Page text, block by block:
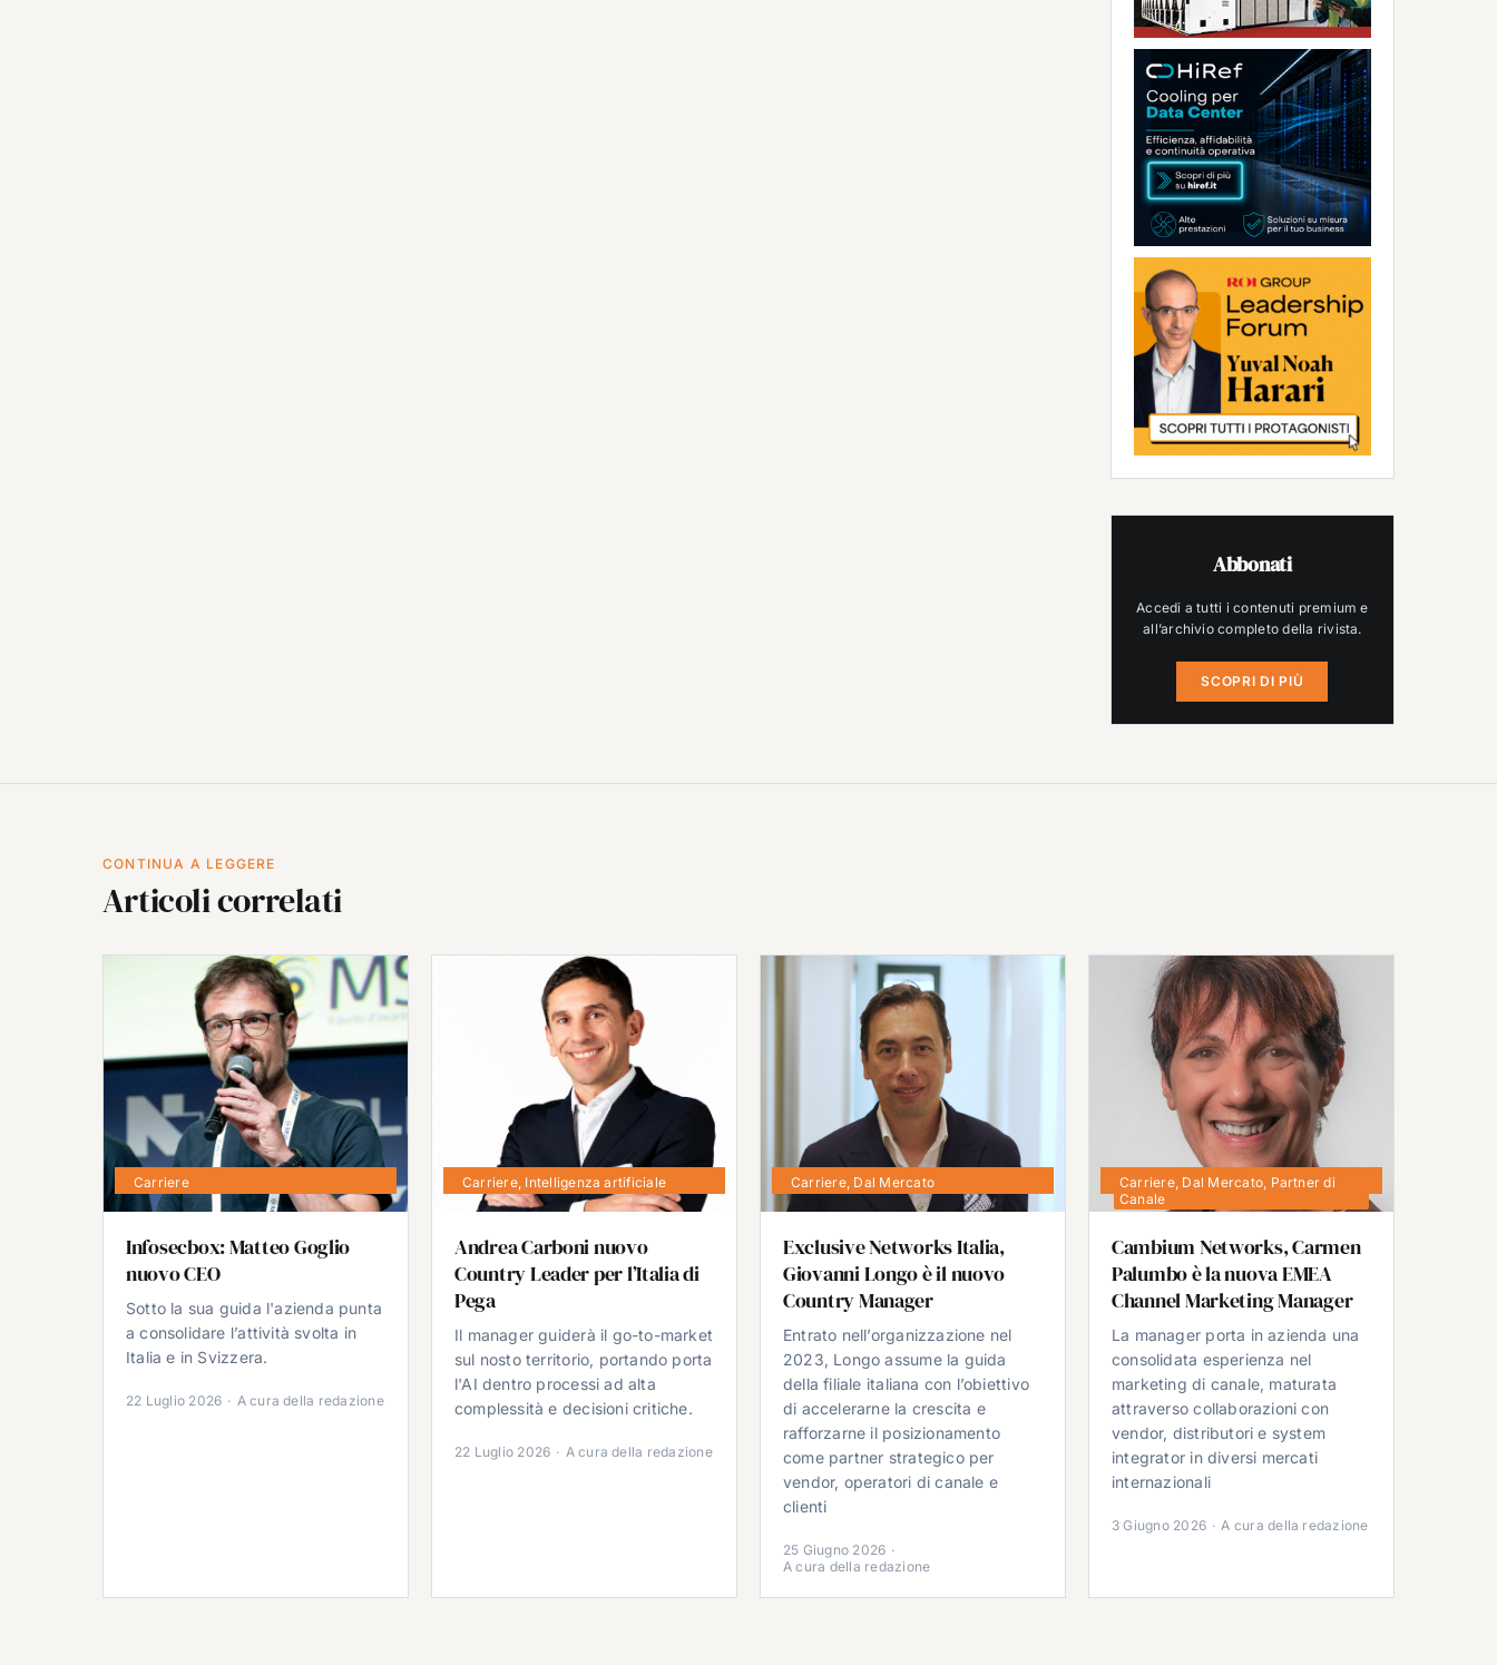
Abbonati
Accedi a tutti i contenuti premium e
all’archivio completo della rivista.
SCOPRI DI PIÙ
CONTINUA A LEGGERE
Articoli correlati
Carriere
Infosecbox: Matteo Goglio
nuovo CEO
Sotto la sua guida l'azienda punta
a consolidare l’attività svolta in
Italia e in Svizzera.
22 Luglio 2026 · A cura della redazione
Carriere, Intelligenza artificiale
Andrea Carboni nuovo
Country Leader per l’Italia di
Pega
Il manager guiderà il go-to-market
sul nosto territorio, portando porta
l'AI dentro processi ad alta
complessità e decisioni critiche.
22 Luglio 2026 · A cura della redazione
Carriere, Dal Mercato
Exclusive Networks Italia,
Giovanni Longo è il nuovo
Country Manager
Entrato nell’organizzazione nel
2023, Longo assume la guida
della filiale italiana con l’obiettivo
di accelerarne la crescita e
rafforzarne il posizionamento
come partner strategico per
vendor, operatori di canale e
clienti
25 Giugno 2026 ·
A cura della redazione
Carriere, Dal Mercato Partner di
Canale
Cambium Networks, Carmen
Palumbo è la nuova EMEA
Channel Marketing Manager
La manager porta in azienda una
consolidata esperienza nel
marketing di canale, maturata
attraverso collaborazioni con
vendor, distributori e system
integrator in diversi mercati
internazionali
3 Giugno 2026 · A cura della redazione